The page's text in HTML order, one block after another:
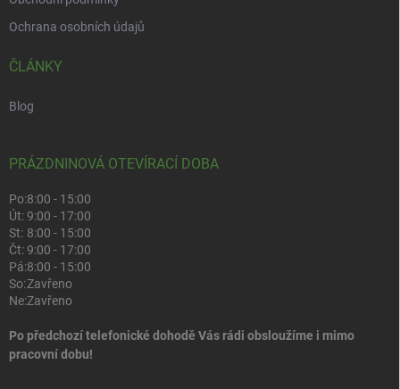
Ochrana osobních údajů
ČLÁNKY
Blog
PRÁZDNINOVÁ OTEVÍRACÍ DOBA
Po:8:00 - 15:00
Út:9:00 - 17:00
St: 8:00 - 15:00
Čt:9:00 - 17:00
Pá:8:00 - 15:00
So:Zavřeno
Ne:Zavřeno
Po předchozí telefonické dohodě Vás rádi obsloužíme i mimo
pracovní dobu!